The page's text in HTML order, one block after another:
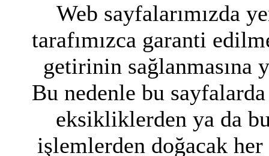
Web sayfalarımızda
tarafımızca garanti
getirinin
Bu nedenle bu
eksikliklerden ya da
işlemlerden doğacak